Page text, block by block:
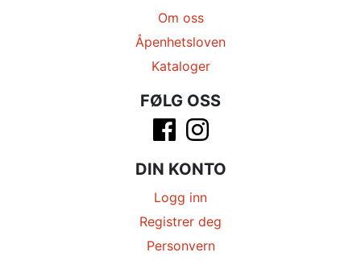
Om oss
Åpenhetsloven
Kataloger
FØLG OSS
DIN KONTO
Logg inn
Registrer deg
Personvern